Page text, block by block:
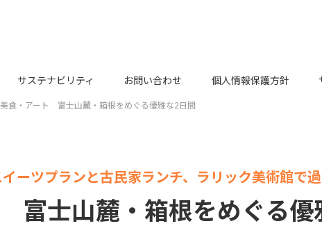
サステナビリティ お問い合わせ 個人情報保護方針
食・アート 富士山麓・箱根をめぐる優雅な2日間
ーツプランと古民家ランチ、ラリック美術館で
富士山麓・箱根をめぐる優